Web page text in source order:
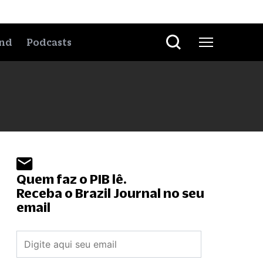
Podcasts
Quem faz o PIB lê.
Receba o Brazil Journal no seu
email